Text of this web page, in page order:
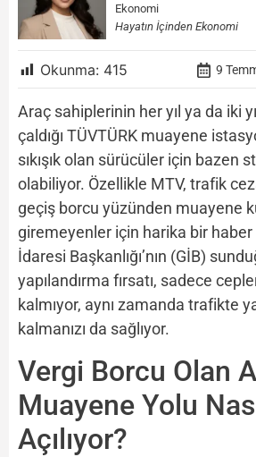
Ekonomi
Hayatın İçinden Ekonomi
Okunma: 415 9
Araç sahiplerinin her yıl ya da iki
çaldığı TÜVTÜRK muayene
sıkışık olan sürücüler için bazen
olabiliyor. Özellikle MTV, trafik
geçiş borcu yüzünden muayene
giremeyenler için harika bir haber
İdaresi Başkanlığı’nın (GİB)
yapılandırma fırsatı, sadece
kalmıyor, aynı zamanda trafikte
kalmanızı da sağlıyor.
Vergi Borcu Olan
Muayene Yolu
Açılıyor?